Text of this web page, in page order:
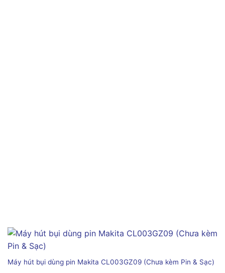
Máy hút bụi dùng pin Makita CL003GZ09 (Chưa kèm Pin & Sạc)